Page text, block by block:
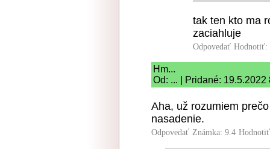
tak ten kto ma
zaciahluje
Odpovedať Hodnotiť:
Hm...
Od: ... | Pridané: 19.5.2022
Aha, už rozumiem
nasadenie.
Odpovedať Známka: 9.4